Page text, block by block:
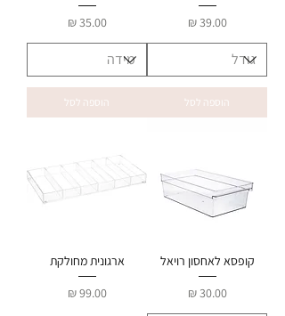
מחיר‏39.00 ‏₪
הוספה לסל
מחיר‏35.00 ‏₪
הוספה לסל
קופסא לאחסון רויאל
מחיר‏30.00 ‏₪
ארגונית מחולקת
מחיר‏99.00 ‏₪